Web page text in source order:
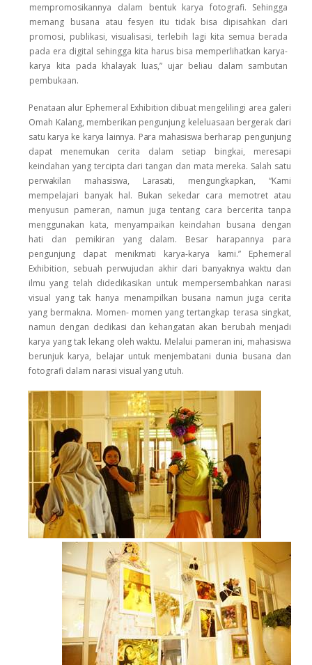
mempromosikannya dalam bentuk karya fotografi. Sehingga
memang busana atau fesyen itu tidak bisa dipisahkan dari
promosi, publikasi, visualisasi, terlebih lagi kita semua berada
pada era digital sehingga kita harus bisa memperlihatkan karya-
karya kita pada khalayak luas,” ujar beliau dalam sambutan
pembukaan.
Penataan alur Ephemeral Exhibition dibuat mengelilingi area galeri
Omah Kalang, memberikan pengunjung keleluasaan bergerak dari
satu karya ke karya lainnya. Para mahasiswa berharap pengunjung
dapat menemukan cerita dalam setiap bingkai, meresapi
keindahan yang tercipta dari tangan dan mata mereka. Salah satu
perwakilan
mahasiswa, Larasati, mengungkapkan, “Kami
mempelajari banyak hal. Bukan sekedar cara memotret atau
menyusun pameran, namun juga tentang cara bercerita tanpa
menggunakan kata, menyampaikan keindahan busana dengan
hati dan pemikiran yang dalam. Besar harapannya para
pengunjung dapat menikmati karya-karya kami.” Ephemeral
Exhibition, sebuah perwujudan akhir dari banyaknya waktu dan
ilmu yang telah didedikasikan untuk mempersembahkan narasi
visual yang tak hanya menampilkan busana namun juga cerita
yang bermakna. Momen- momen yang tertangkap terasa singkat,
namun dengan dedikasi dan kehangatan akan berubah menjadi
karya yang tak lekang oleh waktu. Melalui pameran ini, mahasiswa
berunjuk karya, belajar untuk menjembatani dunia busana dan
fotografi dalam narasi visual yang utuh.